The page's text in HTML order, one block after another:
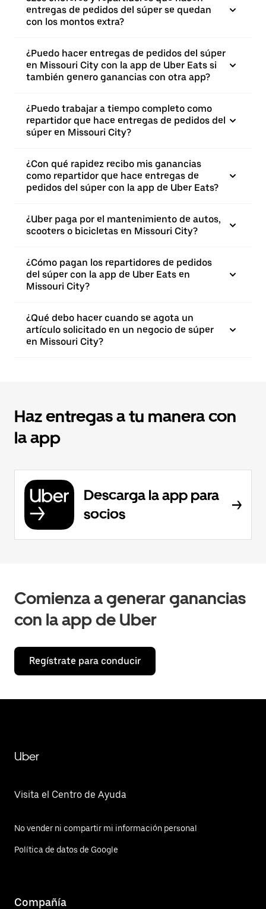
entregas de pedidos del súper se quedan
con los montos extra?
¿Puedo hacer entregas de pedidos del súper
en Missouri City con la app de Uber Eats si
también genero ganancias con otra app?
¿Puedo trabajar a tiempo completo como
repartidor que hace entregas de pedidos del
súper en Missouri City?
¿Con qué rapidez recibo mis ganancias
como repartidor que hace entregas de
pedidos del súper con la app de Uber Eats?
¿Uber paga por el mantenimiento de autos,
scooters o bicicletas en Missouri City?
¿Cómo pagan los repartidores de pedidos
del súper con la app de Uber Eats en
Missouri City?
¿Qué debo hacer cuando se agota un
artículo solicitado en un negocio de súper
en Missouri City?
Haz entregas a tu manera con
la app
Descarga la app para
socios
Comienza a generar ganancias
con la app de Uber
Regístrate para conducir
Uber
Visita el Centro de Ayuda
No vender ni compartir mi información personal
Política de datos de Google
Compañía